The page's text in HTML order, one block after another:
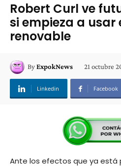
Robert Curl ve
si empieza a usar
renovable
ByExpokNews 21 octubre
Linkedin Facebook
Ante los efectos que ya está